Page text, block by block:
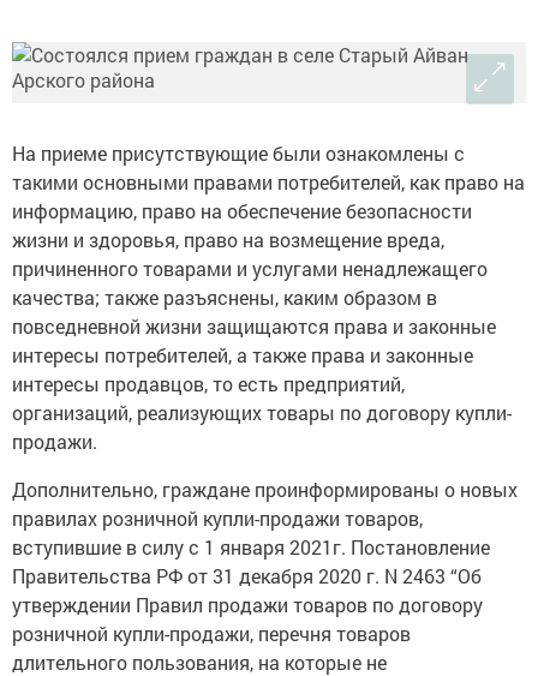
На приеме присутствующие были ознакомлены с
такими основными правами потребителей, как право на
информацию, право на обеспечение безопасности
жизни и здоровья, право на возмещение вреда,
причиненного товарами и услугами ненадлежащего
качества; также разъяснены, каким образом в
повседневной жизни защищаются права и законные
интересы потребителей, а также права и законные
интересы продавцов, то есть предприятий,
организаций, реализующих товары по договору купли-
продажи.
Дополнительно, граждане проинформированы о новых
правилах розничной купли-продажи товаров,
вступившие в силу с 1 января 2021г. Постановление
Правительства РФ от 31 декабря 2020 г. N 2463 “Об
утверждении Правил продажи товаров по договору
розничной купли-продажи, перечня товаров
длительного пользования, на которые не